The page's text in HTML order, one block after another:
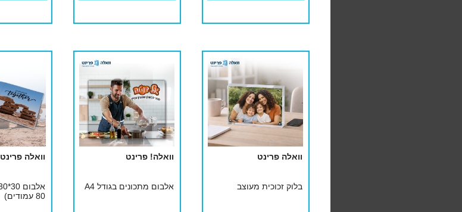
וואלה פרינט
בלוק זכוכית מעוצב
וואלה! פרינט
אלבום מתכונים בגודל A4
וואלה פרינט
80 עמודים)